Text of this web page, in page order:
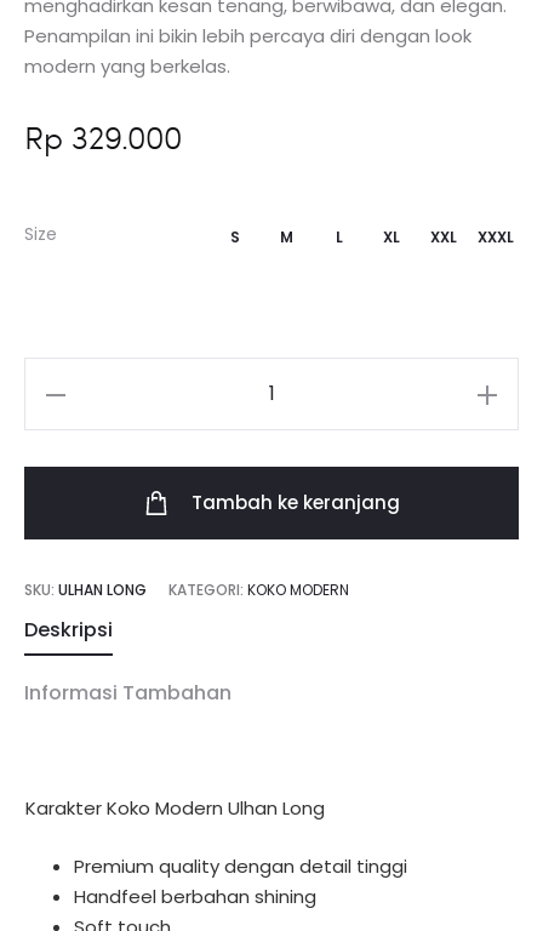
menghadirkan kesan tenang, berwibawa, dan elegan.
Penampilan ini bikin lebih percaya diri dengan look
modern yang berkelas.
Rp 329.000
Size S M L XL XXL XXXL
Tambah ke keranjang
SKU: ULHAN LONG KATEGORI: KOKO MODERN
Deskripsi
Informasi Tambahan
Karakter Koko Modern Ulhan Long
Premium quality dengan detail tinggi
Handfeel berbahan shining